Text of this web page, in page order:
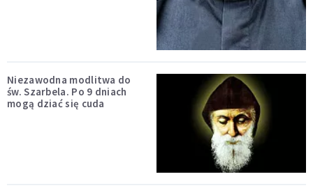
Niezawodna modlitwa do
św. Szarbela. Po 9 dniach
mogą dziać się cuda